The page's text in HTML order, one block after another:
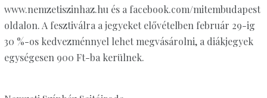
www.nemzetiszinhaz.hu és a facebook.com/mitembudapest
oldalon. A fesztiválra a jegyeket elővételben február 29-ig
30 %-os kedvezménnyel lehet megvásárolni, a diákjegyek
egységesen 900 Ft-ba kerülnek.